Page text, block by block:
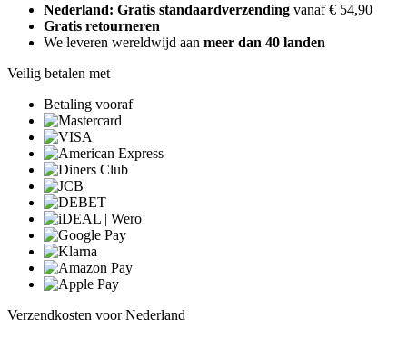
Nederland: Gratis standaardverzending vanaf € 54,90
Gratis retourneren
We leveren wereldwijd aan meer dan 40 landen
Veilig betalen met
Betaling vooraf
Verzendkosten voor Nederland